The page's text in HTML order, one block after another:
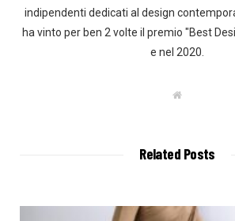
indipendenti dedicati al design
ha vinto per ben 2 volte il premio "Best
e nel 2020.
W
Related Posts